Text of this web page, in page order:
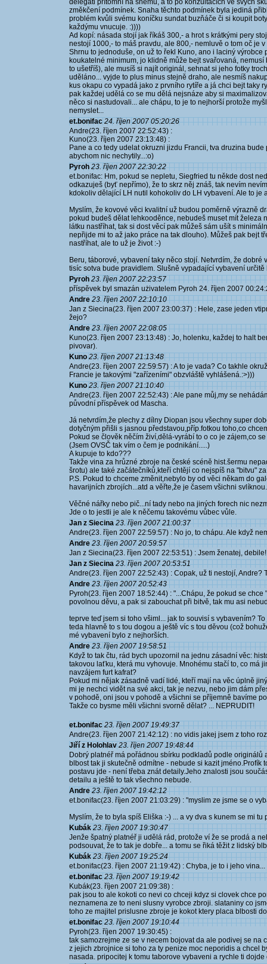
delegáti přítomní na sněmu, a to po konzultacích ve svých
změkčení podmínek. Snaha těchto podmínek byla jediná
problém kvůli svému koníčku sundat buzňáče či si koupit
každýmu vnucuje. :))))
Ad kopí: násada stojí jak říkáš 300,- a hrot s krátkými pery
nestojí 1000,- to máš pravdu, ale 800,- nemluvě o tom oč je
Shrnu to jednoduše, on už to řekl Kuno, ano i laciný
koukatelné minimum, jo klidně může bejt svařovaná,
to ušetříš), ale musíš si najít originál, sehnat si jeho fotky
uděláno... vyjde to plus minus stejně draho, ale nesmíš
kus okapu co vypadá jako z prvního rytíře a já chci bejt taky
pak každej udělá co se mu dělá nejsnáze aby si
něco si nastudovali... ale chápu, to je to nejhorší protože
nemyslet...
et.bonifac 24. říjen 2007 05:20:26
Andre(23. říjen 2007 22:52:43) :
Kuno(23. říjen 2007 23:13:48) :
Pane a co tedy udelat okruzni jizdu Francii, tva druzina
abychom nic nechytily...:o)
Pyroh 23. říjen 2007 22:30:22
et.bonifac: Hm, pokud se nepletu, Siegfried tu někde dost
odkazuješ (byť nepřímo), že to skrz něj znáš, tak nevím
kdokoliv dělající LH nutil kohokoliv do LH vybavení. Ale to je
Myslím, že kovové věci kvalitní už budou poměrně výrazně
pokud budeš dělat lehkooděnce, nebudeš muset mít železa
látku nastříhat, tak si dost věcí pak můžeš sám ušít s
nepřijde mi to až jako práce na tak dlouho). Můžeš pak bejt
nastříhat, ale to už je život :-)
Beru, táborové, vybavení taky něco stojí. Netvrdím, že
tisíc sotva bude pravidlem. Slušně vypadající vybavení
Pyroh 23. říjen 2007 22:23:57
příspěvek byl smazán użivatelem Pyroh 24. říjen 2007
Andre 23. říjen 2007 22:10:10
Jan z Siecina(23. říjen 2007 23:00:37) : Hele, zase jeden
žejo?
Andre 23. říjen 2007 22:08:05
Kuno(23. říjen 2007 23:13:48) : Jo, holenku, každej to halt
pivovar).
Kuno 23. říjen 2007 21:13:48
Andre(23. říjen 2007 22:59:57) : A to je vada? Co takhle
Francie je takovými "zařízeními" obzvláště vyhlášená.:>)))
Kuno 23. říjen 2007 21:10:40
Andre(23. říjen 2007 22:52:43) : Ale pane můj,my se
původní příspěvek od Mascha.
Já netvrdím,že plechy z dílny Diopan jsou všechny super
dotyčným přišli s jasnou představou,příp.fotkou toho,co
Pokud se člověk něčím živí,dělá-vyrábí to o co je zájem,co
(Jsem OVSČ tak vím o čem je podnikání.....)
A kupuje to kdo???
Takže vina za hrůzné zbroje na české scéně hist.šermu
šrotu) ale také začátečníků,kteří chtějí co nejspíš na "bitvu"
P.S. Pokud to chceme změnit,nebylo by od věci někam do
havarijních zbrojích...atd a věřte,že je časem všichni svlíknou.
Věčné nářky nebo pič...ní tady nebo na jiných forech nic
Jde o to jestli je ale k něčemu takovému vůbec vůle.
Jan z Siecina 23. říjen 2007 21:00:37
Andre(23. říjen 2007 22:59:57) : No jo, to chápu. Ale když
Andre 23. říjen 2007 20:59:57
Jan z Siecina(23. říjen 2007 22:53:51) : Jsem ženatej, debile!
Jan z Siecina 23. říjen 2007 20:53:51
Andre(23. říjen 2007 22:52:43) : Copak, už ti nestojí, Andre?
Andre 23. říjen 2007 20:52:43
Pyroh(23. říjen 2007 18:52:44) : "...Chápu, že pokud se
povolnou děvu, a pak si zabouchat při bitvě, tak mu asi
teprve teď jsem si toho všiml... jak to souvisí s vybavením?
teda hlavně to s tou dogou a ještě víc s tou děvou (což
mé vybavení bylo z nejhorších.
Andre 23. říjen 2007 19:58:51
Když to tak čtu, rád bych upozornil na jednu zásadní věc:
takovou laťku, která mu vyhovuje. Mnohému stačí to, co má
navzájem furt kafrat?
Pokud mi nějak zásadně vadí lidé, kteří mají na věc úplně
mi je nechci vidět na své akci, tak je nezvu, nebo jim dám
v pohodě, oni jsou v pohodě a všichni se příjemně bavíme
Takže co bysme měli všichni svorně dělat? ... NEPRUDIT!
et.bonifac 23. říjen 2007 19:49:37
Andre(23. říjen 2007 21:42:12) : no vidis jakej jsem z toho
Jiří z Holohlav 23. říjen 2007 19:48:44
Dobrý platnéř má pořádnou sbírku podkladů podle
blbost tak ji skutečně odmítne - nebude si kazit jméno.Profík
postavu jde - není třeba znát detaily.Jeho znalosti jsou
detailu a ještě to tak všechno nebude.
Andre 23. říjen 2007 19:42:12
et.bonifac(23. říjen 2007 21:03:29) : "myslim ze jsme se o
Myslím, že to byla spíš Eliška :-) ... a vy dva s kunem se mi tu
Kubák 23. říjen 2007 19:30:47
Jenže špatný platnéř ji udělá rád, protože ví že se prodá a
podsouvat, že to tak je dobře... a tomu se řiká těžit z lidský
Kubák 23. říjen 2007 19:25:24
et.bonifac(23. říjen 2007 21:19:42) : Chyba, je to i jeho
et.bonifac 23. říjen 2007 19:19:42
Kubák(23. říjen 2007 21:09:38) :
pak jsou to ale kokoti co nevi co chceji kdyz si clovek chce
neznamena ze to neni slusny vyrobce zbroji. slataniny co
toho ze majitel prislusne zbroje je kokot ktery placa blbosti
et.bonifac 23. říjen 2007 19:10:44
Pyroh(23. říjen 2007 19:30:45) :
tak samozrejme ze se v necem bojovat da ale podivej se
z jejich zbrojnice si toho za ty penize moc neporidis a chcel
nasada. pripocitej k tomu taborove vybaveni a rychle ti dojde